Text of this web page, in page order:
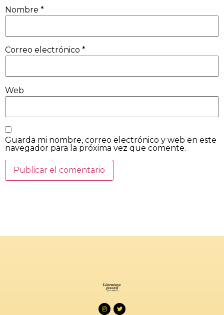
Nombre *
Correo electrónico *
Web
Guarda mi nombre, correo electrónico y web en este
navegador para la próxima vez que comente.